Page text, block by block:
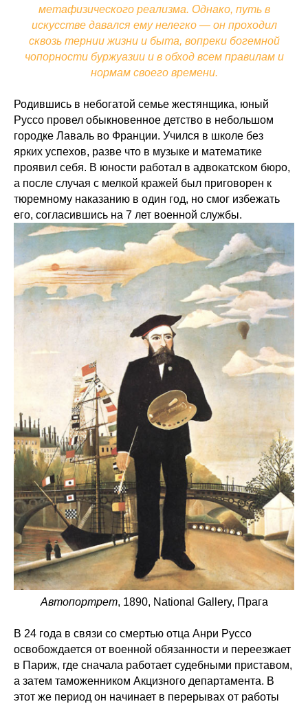
метафизического реализма. Однако, путь в
искусстве давался ему нелегко — он проходил
сквозь тернии жизни и быта, вопреки богемной
чопорности буржуазии и в обход всем правилам и
нормам своего времени.
Родившись в небогатой семье жестянщика, юный
Руссо провел обыкновенное детство в небольшом
городке Лаваль во Франции. Учился в школе без
ярких успехов, разве что в музыке и математике
проявил себя. В юности работал в адвокатском бюро,
а после случая с мелкой кражей был приговорен к
тюремному наказанию в один год, но смог избежать
его, согласившись на 7 лет военной службы.
Автопортрет, 1890, National Gallery, Прага
В 24 года в связи со смертью отца Анри Руссо
освобождается от военной обязанности и переезжает
в Париж, где сначала работает судебными приставом,
а затем таможенником Акцизного департамента. В
этот же период он начинает в перерывах от работы